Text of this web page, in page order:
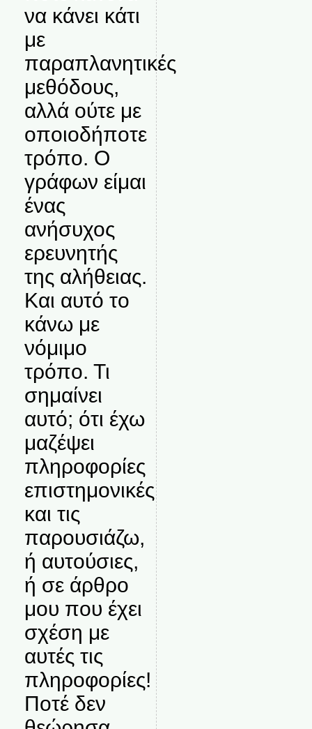
να κάνει κάτι
με
παραπλανητικές
μεθόδους,
αλλά ούτε με
οποιοδήποτε
τρόπο. Ο
γράφων είμαι
ένας
ανήσυχος
ερευνητής
της αλήθειας.
Και αυτό το
κάνω με
νόμιμο
τρόπο. Τι
σημαίνει
αυτό; ότι έχω
μαζέψει
πληροφορίες
επιστημονικές
και τις
παρουσιάζω,
ή αυτούσιες,
ή σε άρθρο
μου που έχει
σχέση με
αυτές τις
πληροφορίες!
Ποτέ δεν